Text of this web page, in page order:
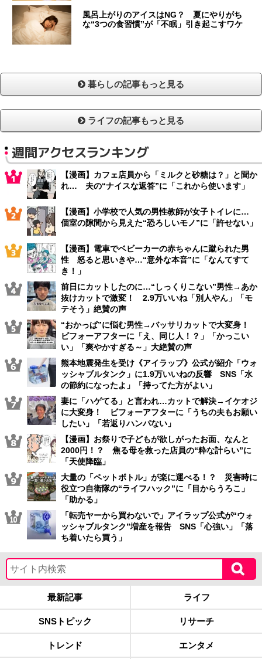
風呂上がりのアイスはNG？ 夏にやりがち
な“3つの食習慣”が「不眠」引き起こすワケ
暮らしの記事もっと見る
ライフの記事もっと見る
週間アクセスランキング
【漫画】カフェ店員から「ミルクと砂糖は？」と聞か
れ… 夫の“ナイスな返答”に「これから使います」
【漫画】小学校で人気の男性教師が女子トイレに…
個室の隙間から見えた“恐ろしいモノ”に「許せない」
【漫画】電車でベビーカーの赤ちゃんに蹴られた男
性 怒ると思いきや…“意外な本音”に「なんてすて
き！」
前日にカットしたのに…“しっくりこない”男性→あか
抜けカットで激変！ 2.9万いいね「別人やん」「モ
テそう」絶賛の声
“おかっぱ”に悩む男性→バッサリカットで大変身！
ビフォーアフターに「え、同じ人！？」「かっこい
い」「爽やかすぎる～」大絶賛の声
熊本地震発生を受け《アイラップ》公式が紹介「ウォ
ッシャブルタンク」に1.9万いいねの反響 SNS「水
の節約になったよ」「持ってた方がよい」
妻に「ハゲてる」と言われ…カットで解決→イケオジ
に大変身！ ビフォーアフターに「うちの夫もお願い
したい」「若返りハンパない」
【漫画】お祭りで子どもが欲しがったお面、なんと
2000円！？ 焦る母を救った店員の“粋な計らい”に
「天使降臨」
大量の「ペットボトル」が楽に運べる！？ 災害時に
役立つ自衛隊の“ライフハック”に「目からうろこ」
「助かる」
「転売ヤーから買わないで」アイラップ公式が“ウォ
ッシャブルタンク”増産を報告 SNS「心強い」「落
ち着いたら買う」
最新記事 ライフ
SNSトピック リサーチ
トレンド エンタメ